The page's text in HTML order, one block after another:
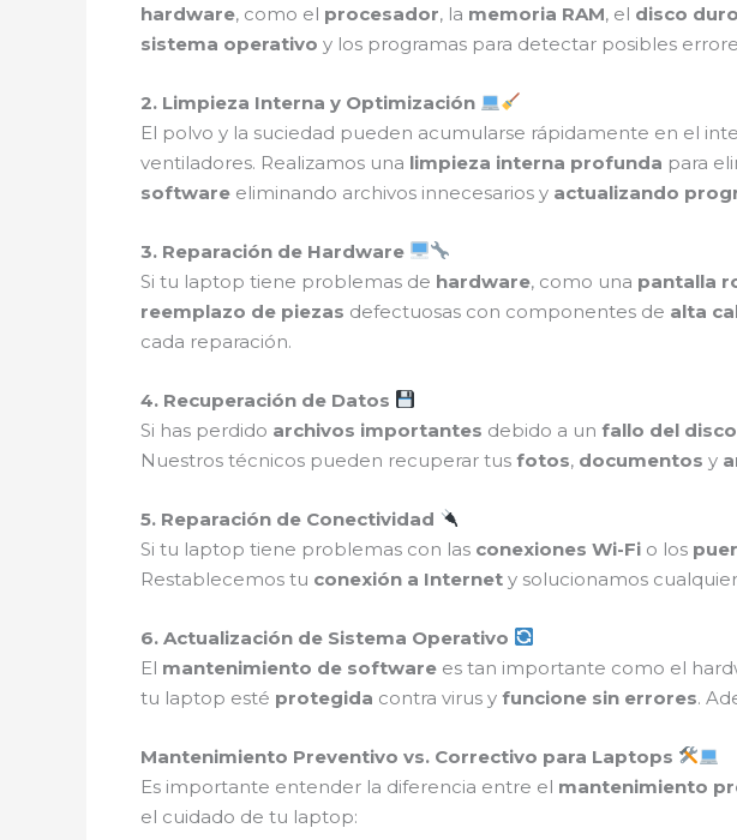
hardware, como el procesador, la memoria RAM, el disco duro
sistema operativo y los programas para detectar posibles
2. Limpieza Interna y Optimización
El polvo y la suciedad pueden acumularse rápidamente en el
ventiladores. Realizamos una limpieza interna profunda para
software eliminando archivos innecesarios y actualizando
3. Reparación de Hardware
Si tu laptop tiene problemas de hardware, como una pantalla
reemplazo de piezas defectuosas con componentes de alta
cada reparación.
4. Recuperación de Datos
Si has perdido archivos importantes debido a un fallo del
Nuestros técnicos pueden recuperar tus fotos, documentos y
5. Reparación de Conectividad
Si tu laptop tiene problemas con las conexiones Wi-Fi o los
Restablecemos tu conexión a Internet y solucionamos
6. Actualización de Sistema Operativo
El mantenimiento de software es tan importante como el
tu laptop esté protegida contra virus y funcione sin errores.
Mantenimiento Preventivo vs. Correctivo para Laptops
Es importante entender la diferencia entre el mantenimiento
el cuidado de tu laptop: